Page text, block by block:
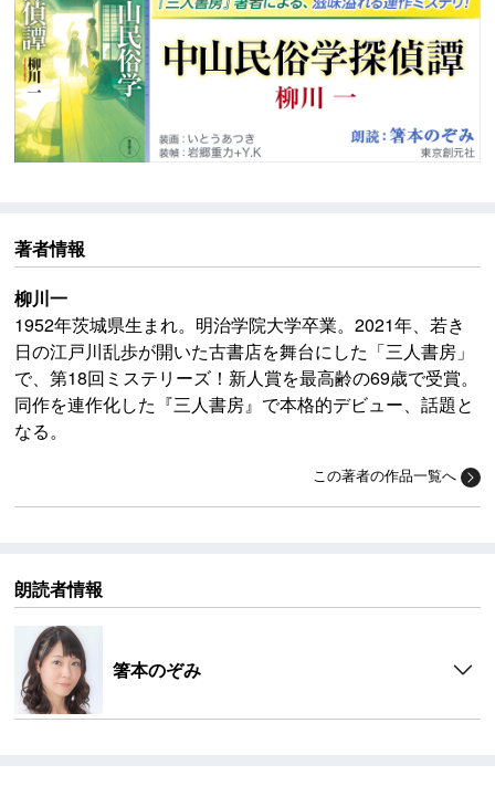
著者情報
柳川一
1952年茨城県生まれ。明治学院大学卒業。2021年、若き
日の江戸川乱歩が開いた古書店を舞台にした「三人書房」
で、第18回ミステリーズ！新人賞を最高齢の69歳で受賞。
同作を連作化した『三人書房』で本格的デビュー、話題と
なる。
この著者の作品一覧へ
朗読者情報
箸本のぞみ